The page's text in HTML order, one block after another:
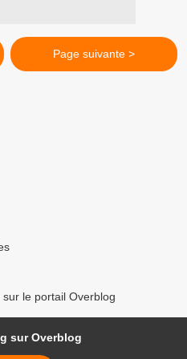
Page suivante >
le portail Overblog
sur Overblog